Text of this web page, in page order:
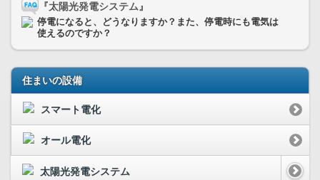
『太陽光発電システム』
停電になると、どうなりますか？また、停電時にも電気は
使えるのですか？
住まいの設備
スマート電化
オール電化
太陽光発電システム